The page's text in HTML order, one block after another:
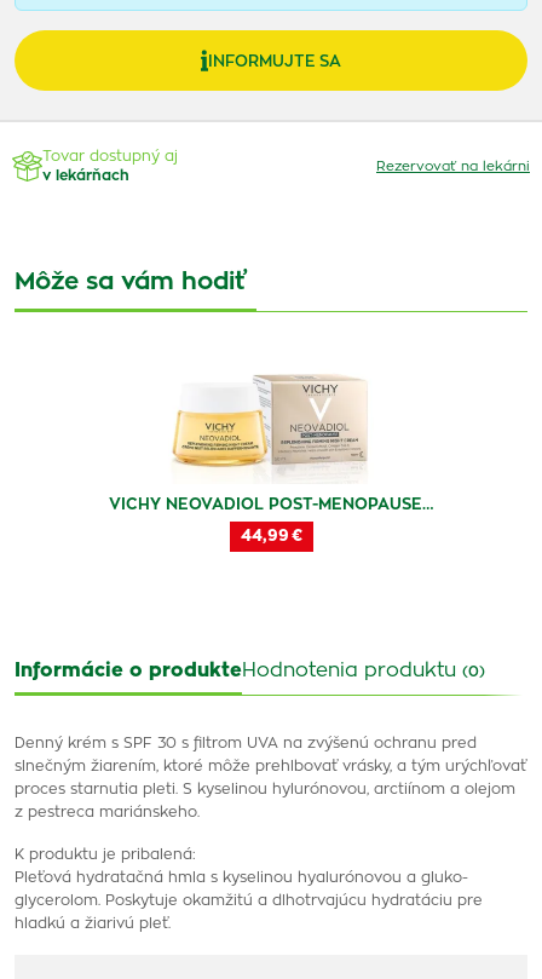
INFORMUJTE SA
Tovar dostupný aj
v lekárňach
Rezervovať na lekárni
Môže sa vám hodiť
VICHY NEOVADIOL POST-MENOPAUSE…
44,99 €
Informácie o produkteHodnotenia produktu (0)
Denný krém s SPF 30 s filtrom UVA na zvýšenú ochranu pred
slnečným žiarením, ktoré môže prehlbovať vrásky, a tým urýchľovať
proces starnutia pleti. S kyselinou hylurónovou, arctiínom a olejom
z pestreca mariánskeho.
K produktu je pribalená:
Pleťová hydratačná hmla s kyselinou hyalurónovou a gluko-
glycerolom. Poskytuje okamžitú a dlhotrvajúcu hydratáciu pre
hladkú a žiarivú pleť.